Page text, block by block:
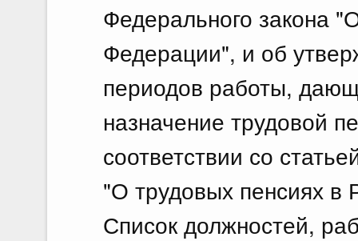
Федерального закона
Федерации", и об
периодов работы,
назначение трудовой
соответствии со
"О трудовых пенсиях в
Список должностей,